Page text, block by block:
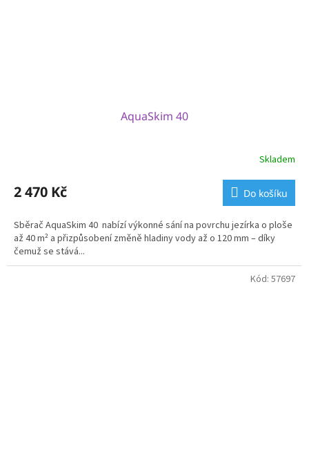
AquaSkim 40
Skladem
2 470 Kč Do košíku
Sběrač AquaSkim 40 nabízí výkonné sání na povrchu jezírka o ploše
až 40 m² a přizpůsobení změně hladiny vody až o 120 mm – díky
čemuž se stává...
Kód: 57697